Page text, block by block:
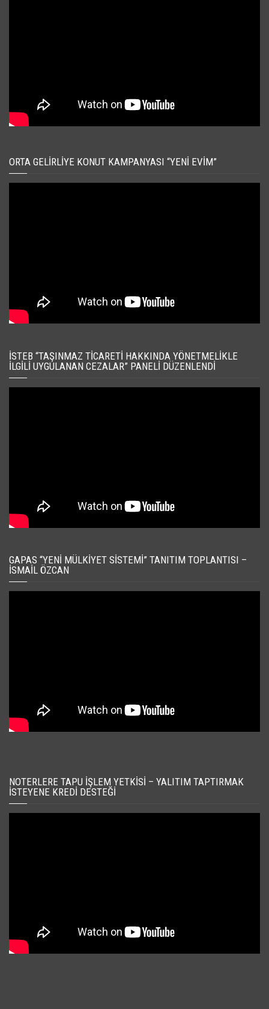
ORTA GELIRLIYE KONUT KAMPANYASI “YENI EVIM”
İSTEB “TAŞINMAZ TICARETI HAKKINDA YÖNETMELIKLE
İLGILI UYGULANAN CEZALAR” PANELI DÜZENLENDI
GAPAS “YENI MÜLKIYET SISTEMI” TANITIM TOPLANTISI –
İSMAIL ÖZCAN
NOTERLERE TAPU İŞLEM YETKISI – YALITIM TAPTIRMAK
İSTEYENE KREDI DESTEĞI